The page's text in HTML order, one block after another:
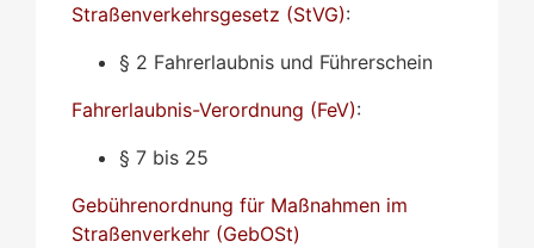
Straßenverkehrsgesetz (StVG):
§ 2 Fahrerlaubnis und Führerschein
Fahrerlaubnis-Verordnung (FeV):
§ 7 bis 25
Gebührenordnung für Maßnahmen im
Straßenverkehr (GebOSt)